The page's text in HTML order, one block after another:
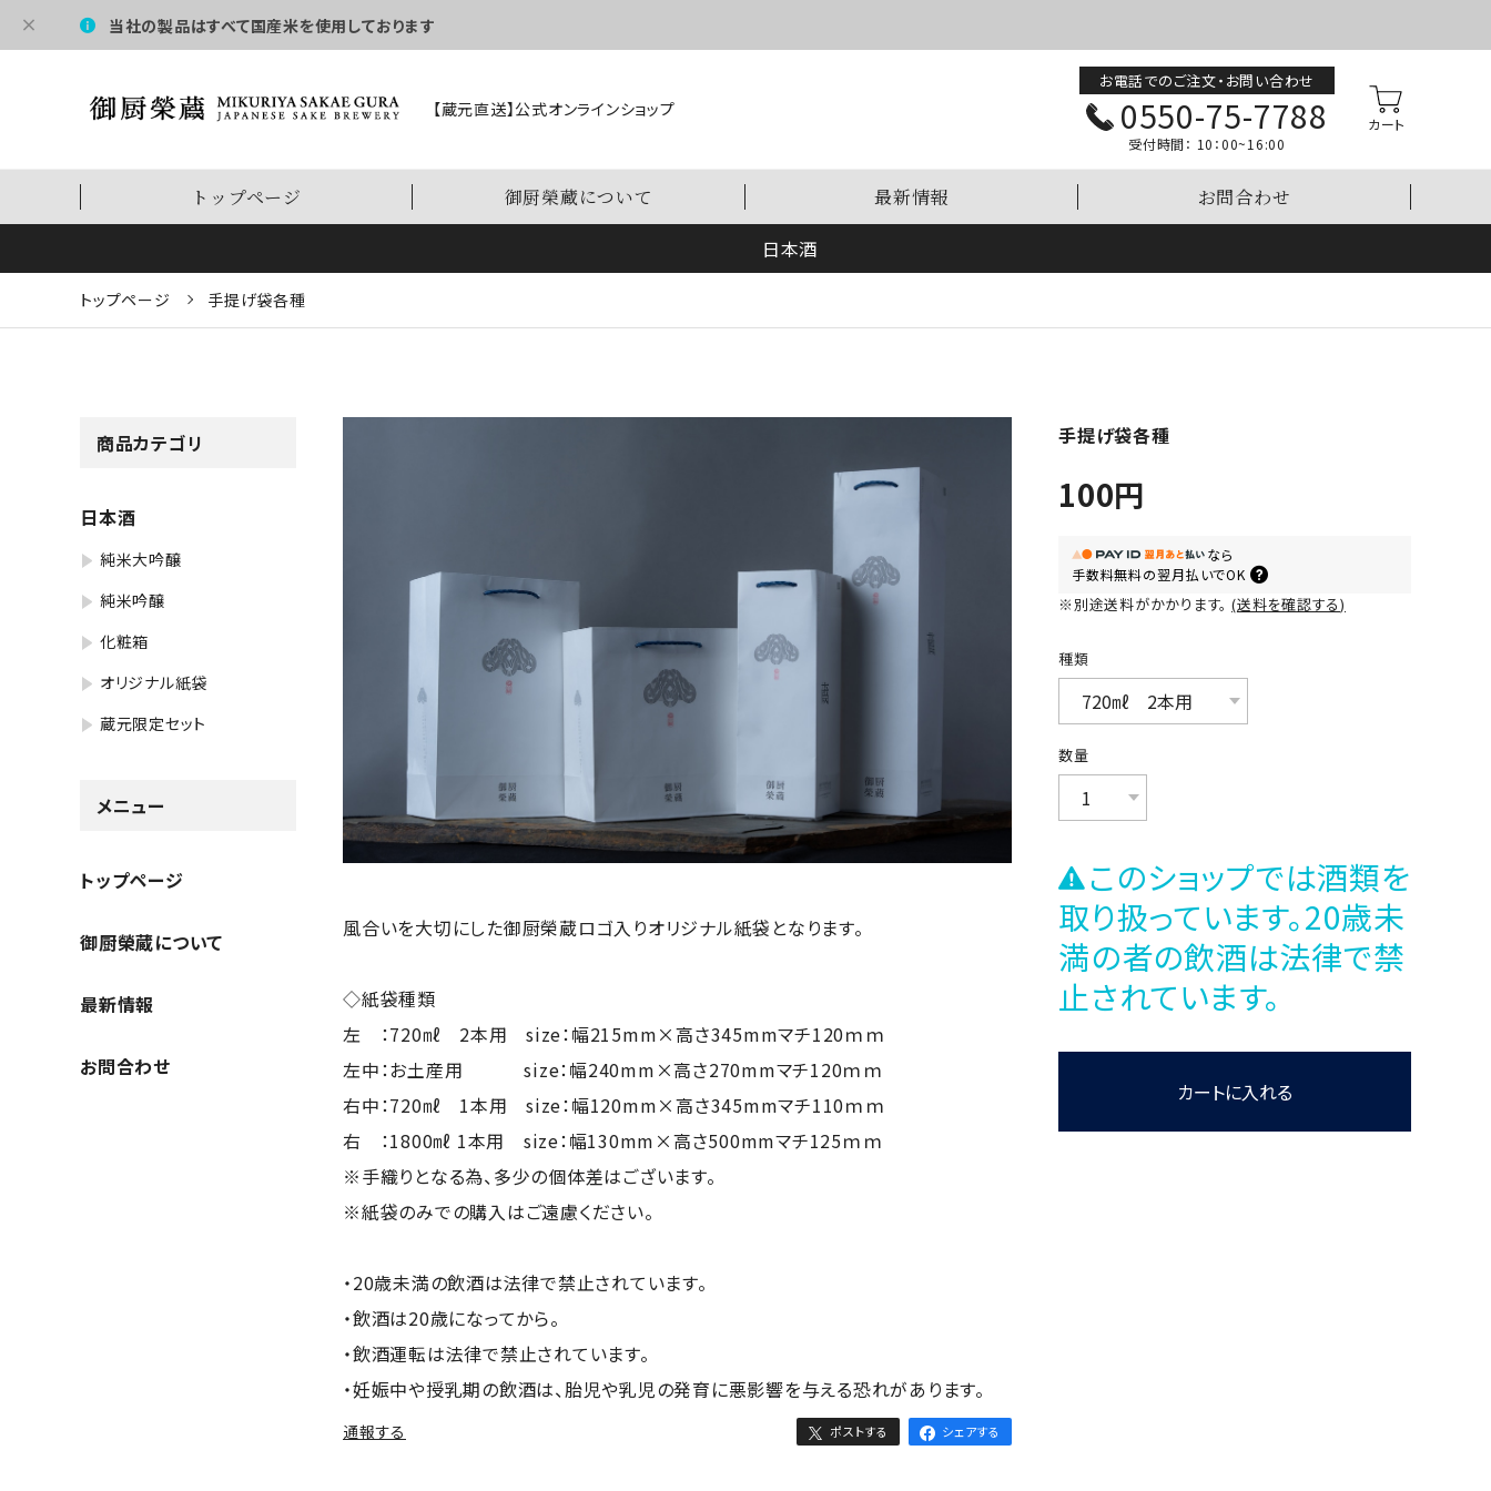
当社の製品はすべて国産米を使用しております
【蔵元直送】公式オンラインショップ
お電話でのご注文・お問い合わせ
0550-75-7788
受付時間： 10：00~16:00
トップページ 御厨榮蔵について 最新情報 お問合わせ
日本酒
トップページ 手提げ袋各種
商品カテゴリ
日本酒
純米大吟醸
純米吟醸
化粧箱
オリジナル紙袋
蔵元限定セット
メニュー
トップページ
御厨榮蔵について
最新情報
お問合わせ
風合いを大切にした御厨榮蔵ロゴ入りオリジナル紙袋となります。
◇紙袋種類
左 ：720㎖ 2本用 size：幅215mm×高さ345mmマチ120ｍｍ
左中：お土産用 size：幅240mm×高さ270mmマチ120ｍｍ
右中：720㎖ 1本用 size：幅120mm×高さ345mmマチ110ｍｍ
右 ：1800㎖ 1本用 size：幅130mm×高さ500mmマチ125ｍｍ
※手織りとなる為、多少の個体差はございます。
※紙袋のみでの購入はご遠慮ください。
・20歳未満の飲酒は法律で禁止されています。
・飲酒は20歳になってから。
・飲酒運転は法律で禁止されています。
・妊娠中や授乳期の飲酒は、胎児や乳児の発育に悪影響を与える恐れがあります。
手提げ袋各種
100円
なら
手数料無料の翌月払いでOK
※別途送料がかかります。 送料を確認する
種類
数量
このショップでは酒類を
取り扱っています。20歳未
満の者の飲酒は法律で禁
止されています。
カートに入れる
通報する ポストする シェアする